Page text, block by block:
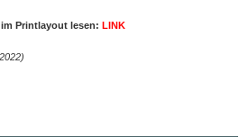
Printlayout lesen: LINK